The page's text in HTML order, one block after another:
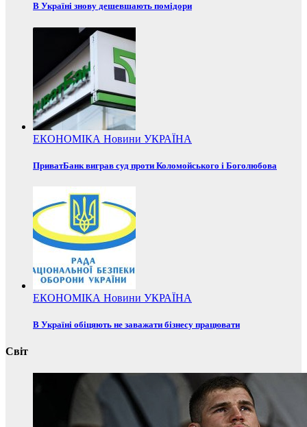
В Україні знову дешевшають помідори
ЕКОНОМІКА Новини УКРАЇНА
ПриватБанк виграв суд проти Коломойського і Боголюбова
ЕКОНОМІКА Новини УКРАЇНА
В Україні обіцяють не заважати бізнесу працювати
Світ